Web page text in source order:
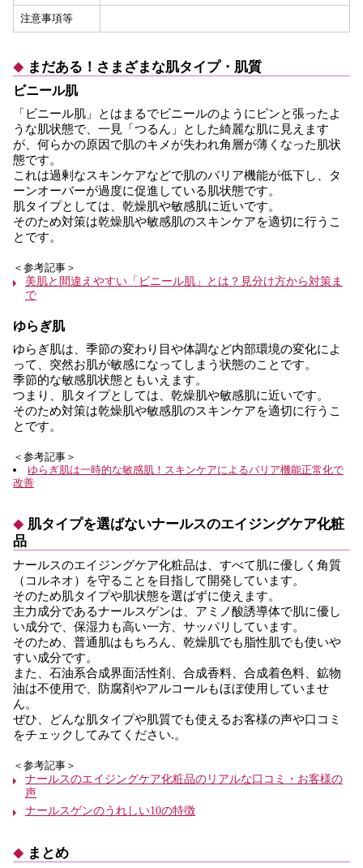
注意事項等
まだある！さまざまな肌タイプ・肌質
ビニール肌
「ビニール肌」とはまるでビニールのようにピンと張ったよ
うな肌状態で、一見「つるん」とした綺麗な肌に見えます
が、何らかの原因で肌のキメが失われ角層が薄くなった肌状
態です。
これは過剰なスキンケアなどで肌のバリア機能が低下し、タ
ーンオーバーが過度に促進している肌状態です。
肌タイプとしては、乾燥肌や敏感肌に近いです。
そのため対策は乾燥肌や敏感肌のスキンケアを適切に行うこ
とです。
＜参考記事＞
美肌と間違えやすい「ビニール肌」とは？見分け方から対策ま
で
ゆらぎ肌
ゆらぎ肌は、季節の変わり目や体調など内部環境の変化によ
って、突然お肌が敏感になってしまう状態のことです。
季節的な敏感肌状態ともいえます。
つまり、肌タイプとしては、乾燥肌や敏感肌に近いです。
そのため対策は乾燥肌や敏感肌のスキンケアを適切に行うこ
とです。
＜参考記事＞
ゆらぎ肌は一時的な敏感肌！スキンケアによるバリア機能正常化で
改善
肌タイプを選ばないナールスのエイジングケア化粧
品
ナールスのエイジングケア化粧品は、すべて肌に優しく角質
（コルネオ）を守ることを目指して開発しています。
そのため肌タイプや肌状態を選ばずに使えます。
主力成分であるナールスゲンは、アミノ酸誘導体で肌に優し
い成分で、保湿力も高い一方、サッパリしています。
そのため、普通肌はもちろん、乾燥肌でも脂性肌でも使いや
すい成分です。
また、石油系合成界面活性剤、合成香料、合成着色料、鉱物
油は不使用で、防腐剤やアルコールもほぼ使用していませ
ん。
ぜひ、どんな肌タイプや肌質でも使えるお客様の声や口コミ
をチェックしてみてください.。
＜参考記事＞
ナールスのエイジングケア化粧品のリアルな口コミ・お客様の
声
ナールスゲンのうれしい10の特徴
まとめ